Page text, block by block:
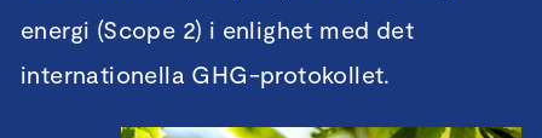
energi (Scope 2) i enlighet med det
internationella GHG-protokollet.